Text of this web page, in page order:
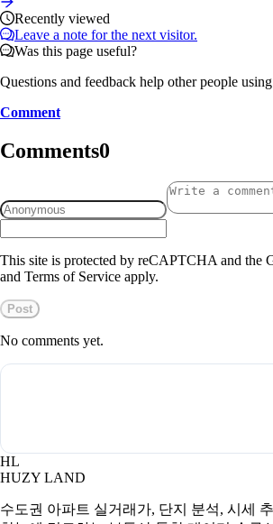
Recently viewed
Leave a note for the next visitor.
Was this page useful?
Questions and feedback help other people
Comment
Comments0
This site is protected by reCAPTCHA and the
and Terms of Service apply.
Post
No comments yet.
HL
HUZY LAND
수도권 아파트 실거래가, 단지 분석, 시세